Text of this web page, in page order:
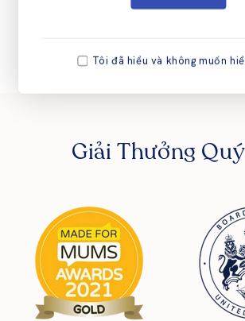
1 3
Giải Thưởng
Tôi đã hiểu và không muốn